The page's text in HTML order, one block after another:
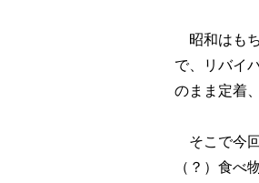
昭和はも
で、リバイ
のまま定着
そこで今
（？）食べ